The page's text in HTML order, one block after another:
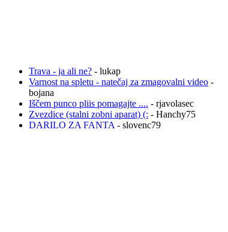
Trava - ja ali ne? - lukap
Varnost na spletu - natečaj za zmagovalni video -
bojana
Iščem punco pliis pomagajte .... - rjavolasec
Zvezdice (stalni zobni aparat) (: - Hanchy75
DARILO ZA FANTA - slovenc79